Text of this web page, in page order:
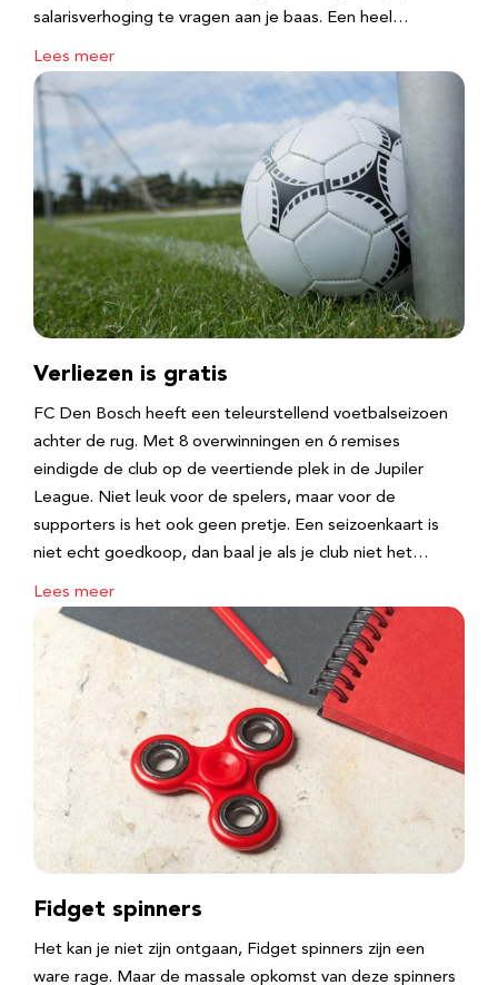
salarisverhoging te vragen aan je baas. Een heel…
Lees meer
Verliezen is gratis
FC Den Bosch heeft een teleurstellend voetbalseizoen
achter de rug. Met 8 overwinningen en 6 remises
eindigde de club op de veertiende plek in de Jupiler
League. Niet leuk voor de spelers, maar voor de
supporters is het ook geen pretje. Een seizoenkaart is
niet echt goedkoop, dan baal je als je club niet het…
Lees meer
Fidget spinners
Het kan je niet zijn ontgaan, Fidget spinners zijn een
ware rage. Maar de massale opkomst van deze spinners